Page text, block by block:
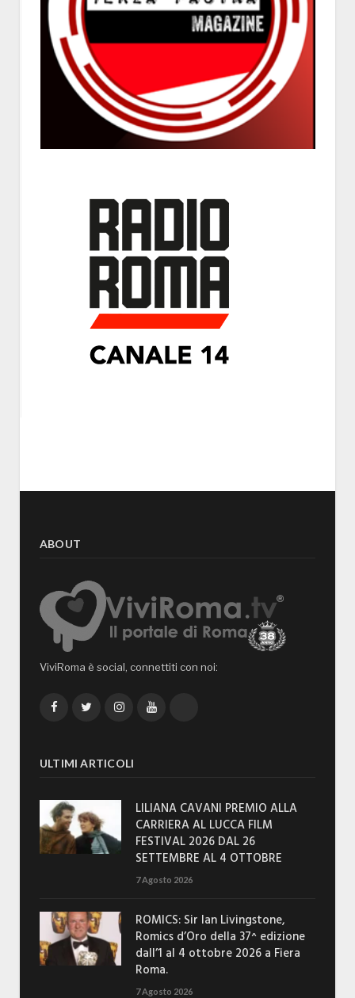
ABOUT
ViviRoma è social, connettiti con noi:
FacebookTwitterInstagramYouTube
ULTIMI ARTICOLI
LILIANA CAVANI PREMIO ALLA
CARRIERA AL LUCCA FILM
FESTIVAL 2026 DAL 26
SETTEMBRE AL 4 OTTOBRE
7 Agosto 2026
ROMICS: Sir Ian Livingstone,
Romics d’Oro della 37^ edizione
dall’1 al 4 ottobre 2026 a Fiera
Roma.
7 Agosto 2026